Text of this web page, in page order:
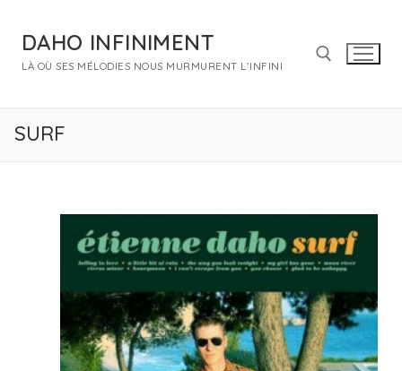
contenuDAHO INFINIMENT
LÀ OÙ SES MÉLODIES NOUS MURMURENT L’INFINI
SURF